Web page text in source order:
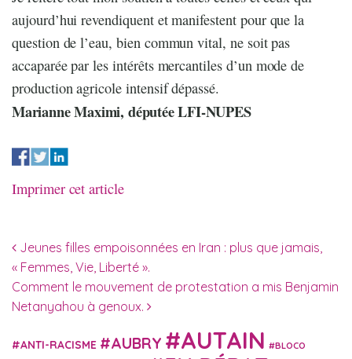
aujourd’hui revendiquent et manifestent pour que la
question de l’eau, bien commun vital, ne soit pas
accaparée par les intérêts mercantiles d’un mode de
production agricole intensif dépassé.
Marianne Maximi, députée LFI-NUPES
Imprimer cet article
Navigation des articles
Jeunes filles empoisonnées en Iran : plus que jamais,
« Femmes, Vie, Liberté ».
Comment le mouvement de protestation a mis Benjamin
Netanyahou à genoux.
ANTI-RACISME AUBRY AUTAIN BLOCO